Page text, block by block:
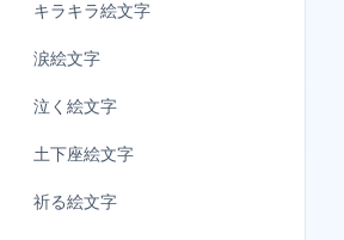
キラキラ絵文字
涙絵文字
泣く 絵文字
土下座絵文字
祈る絵文字